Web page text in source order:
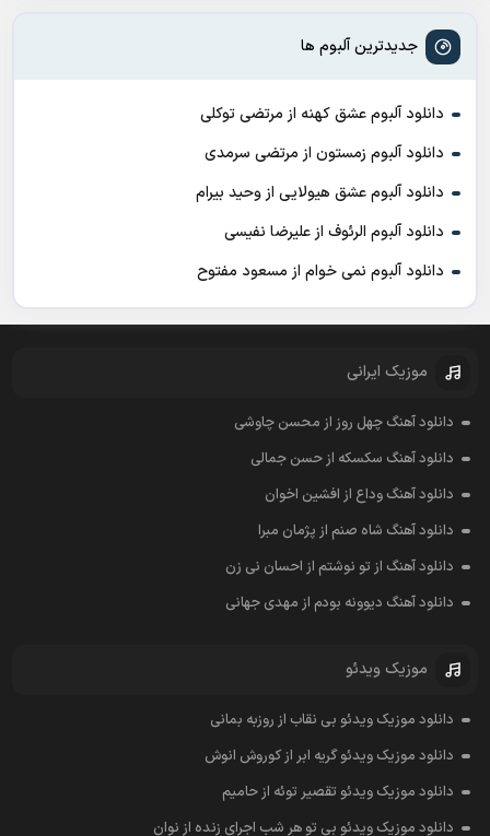
جدیدترین آلبوم ها
دانلود آلبوم عشق کهنه از مرتضی توکلی
دانلود آلبوم زمستون از مرتضی سرمدی
دانلود آلبوم عشق هیولایی از وحید بیرام
دانلود آلبوم الرئوف از علیرضا نفیسی
دانلود آلبوم نمی خوام از مسعود مفتوح
موزیک ایرانی
دانلود آهنگ چهل روز از محسن چاوشی
دانلود آهنگ سکسکه از حسن جمالی
دانلود آهنگ وداع از افشين اخوان
دانلود آهنگ شاه صنم از پژمان مبرا
دانلود آهنگ از تو نوشتم از احسان نی زن
دانلود آهنگ دیوونه بودم از مهدی جهانی
موزیک ویدئو
دانلود موزیک ویدئو بی نقاب از روزبه بمانی
دانلود موزیک ویدئو گریه ابر از کوروش انوش
دانلود موزیک ویدئو تقصیر توئه از حامیم
دانلود موزیک ویدئو بی تو هر شب اجرای زنده از نوان